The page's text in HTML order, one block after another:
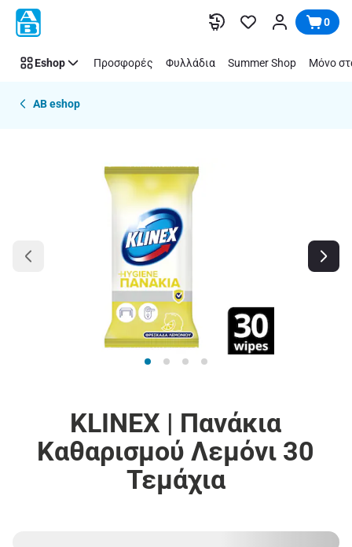
Παράλειψη 0
Eshop Προσφορές Φυλλάδια Summer Shop Μόνο
AB eshop
KLINEX | Πανάκια
Καθαρισμού Λεμόνι 30
Τεμάχια